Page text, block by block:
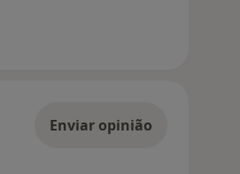
Enviar opinião